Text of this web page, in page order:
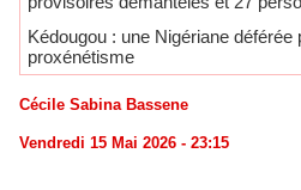
Kédougou : une Nigériane
proxénétisme
Cécile Sabina Bassene
Vendredi 15 Mai 2026 - 23:15